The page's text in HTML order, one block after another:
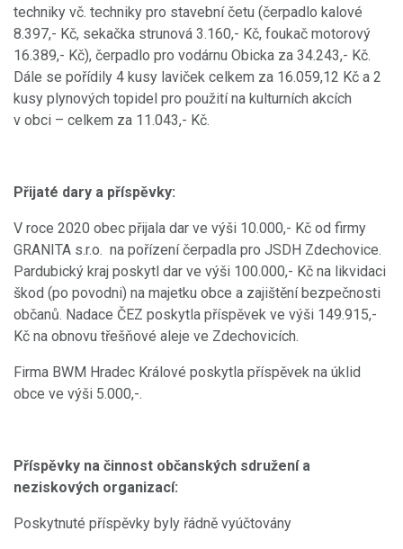
techniky vč. techniky pro stavební četu (čerpadlo kalové
8.397,- Kč, sekačka strunová 3.160,- Kč, foukač motorový
16.389,- Kč), čerpadlo pro vodárnu Obicka za 34.243,- Kč.
Dále se pořídily 4 kusy laviček celkem za 16.059,12 Kč a 2
kusy plynových topidel pro použití na kulturních akcích
v obci – celkem za 11.043,- Kč.
Přijaté dary a příspěvky:
V roce 2020 obec přijala dar ve výši 10.000,- Kč od firmy
GRANITA s.r.o. na pořízení čerpadla pro JSDH Zdechovice.
Pardubický kraj poskytl dar ve výši 100.000,- Kč na likvidaci
škod (po povodni) na majetku obce a zajištění bezpečnosti
občanů. Nadace ČEZ poskytla příspěvek ve výši 149.915,-
Kč na obnovu třešňové aleje ve Zdechovicích.
Firma BWM Hradec Králové poskytla příspěvek na úklid
obce ve výši 5.000,-.
Příspěvky na činnost občanských sdružení a
neziskových organizací:
Poskytnuté příspěvky byly řádně vyúčtovány